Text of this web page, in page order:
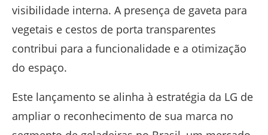
visibilidade interna. A presença de gaveta para
vegetais e cestos de porta transparentes
contribui para a funcionalidade e a otimização
do espaço.
Este lançamento se alinha à estratégia da LG de
ampliar o reconhecimento de sua marca no